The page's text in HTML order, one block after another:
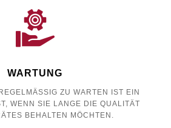
WARTUNG
ZU WARTEN IST EIN M
WENN SIE LANGE DIE QUALITÄT I
BEHALTEN MÖCHTEN.